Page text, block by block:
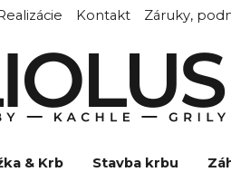
Kontakt Záruky,
& Krb Stavba krbu